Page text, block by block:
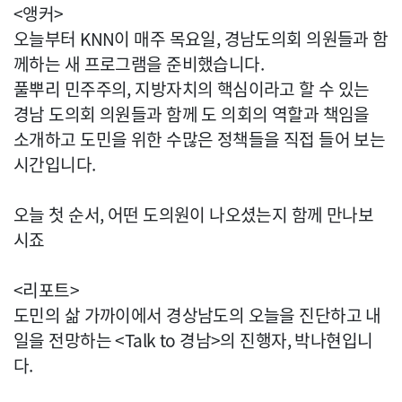
<앵커>
오늘부터 KNN이 매주 목요일, 경남도의회 의원들과 함
께하는 새 프로그램을 준비했습니다.
풀뿌리 민주주의, 지방자치의 핵심이라고 할 수 있는
경남 도의회 의원들과 함께 도 의회의 역할과 책임을
소개하고 도민을 위한 수많은 정책들을 직접 들어 보는
시간입니다.
오늘 첫 순서, 어떤 도의원이 나오셨는지 함께 만나보
시죠
<리포트>
도민의 삶 가까이에서 경상남도의 오늘을 진단하고 내
일을 전망하는 <Talk to 경남>의 진행자, 박나현입니
다.